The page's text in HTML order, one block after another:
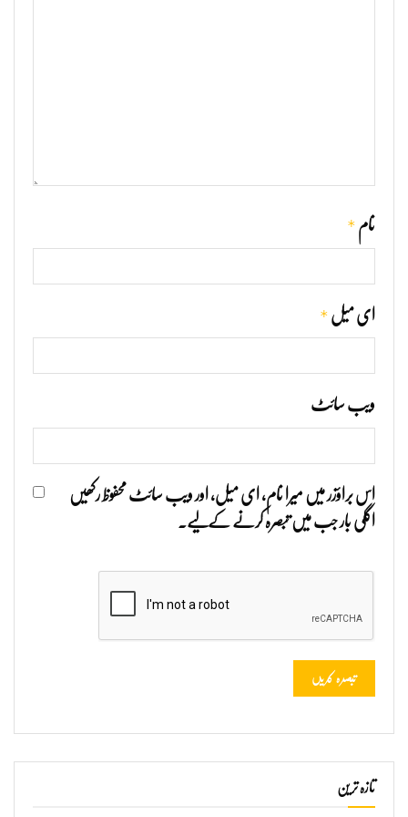
نام *
ای میل *
ویب‌ سائٹ
اس براؤزر میں میرا نام، ای میل، اور ویب سائٹ محفوظ رکھیں
اگلی بار جب میں تبصرہ کرنے کےلیے۔
تازہ ترین